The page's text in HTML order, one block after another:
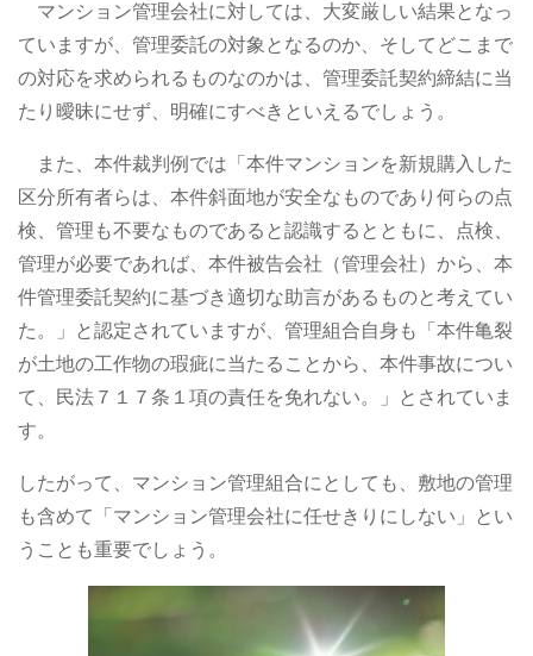
マンション管理会社に対しては、大変厳しい結果となっ
ていますが、管理委託の対象となるのか、そしてどこまで
の対応を求められるものなのかは、管理委託契約締結に当
たり曖昧にせず、明確にすべきといえるでしょう。
また、本件裁判例では「本件マンションを新規購入した
区分所有者らは、本件斜面地が安全なものであり何らの点
検、管理も不要なものであると認識するとともに、点検、
管理が必要であれば、本件被告会社（管理会社）から、本
件管理委託契約に基づき適切な助言があるものと考えてい
た。」と認定されていますが、管理組合自身も「本件亀裂
が土地の工作物の瑕疵に当たることから、本件事故につい
て、民法７１７条１項の責任を免れない。」とされていま
す。
したがって、マンション管理組合にとしても、敷地の管理
も含めて「マンション管理会社に任せきりにしない」とい
うことも重要でしょう。